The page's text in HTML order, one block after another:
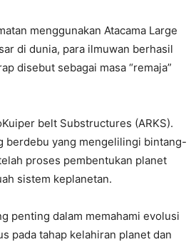
menggunakan Atacama Large
di dunia, para ilmuwan berhasil
disebut sebagai masa “remaja”
belt Substructures (ARKS).
berdebu yang mengelilingi bintang-
proses pembentukan planet
sistem keplanetan.
penting dalam memahami evolusi
pada tahap kelahiran planet dan